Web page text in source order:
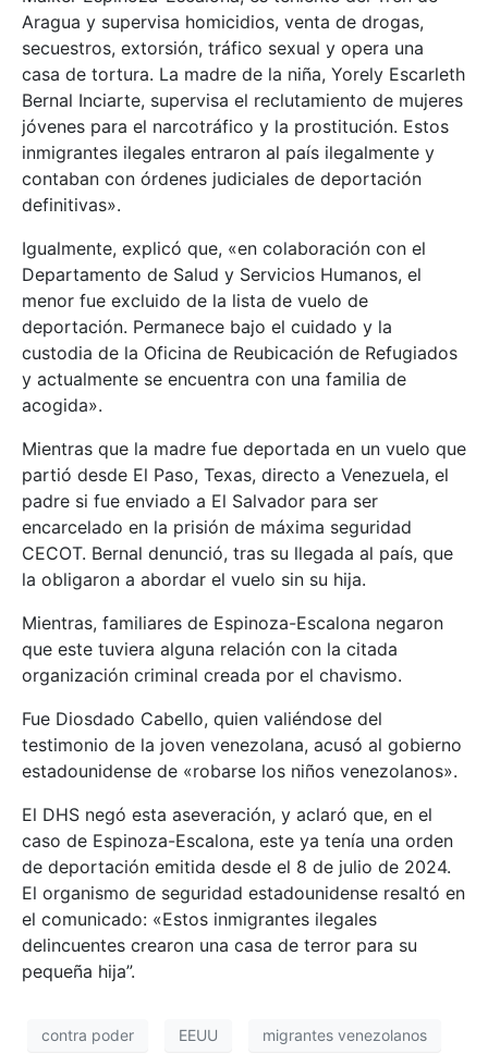
Aragua y supervisa homicidios, venta de drogas,
secuestros, extorsión, tráfico sexual y opera una
casa de tortura. La madre de la niña, Yorely Escarleth
Bernal Inciarte, supervisa el reclutamiento de mujeres
jóvenes para el narcotráfico y la prostitución. Estos
inmigrantes ilegales entraron al país ilegalmente y
contaban con órdenes judiciales de deportación
definitivas».
Igualmente, explicó que, «en colaboración con el
Departamento de Salud y Servicios Humanos, el
menor fue excluido de la lista de vuelo de
deportación. Permanece bajo el cuidado y la
custodia de la Oficina de Reubicación de Refugiados
y actualmente se encuentra con una familia de
acogida».
Mientras que la madre fue deportada en un vuelo que
partió desde El Paso, Texas, directo a Venezuela, el
padre si fue enviado a El Salvador para ser
encarcelado en la prisión de máxima seguridad
CECOT. Bernal denunció, tras su llegada al país, que
la obligaron a abordar el vuelo sin su hija.
Mientras, familiares de Espinoza-Escalona negaron
que este tuviera alguna relación con la citada
organización criminal creada por el chavismo.
Fue Diosdado Cabello, quien valiéndose del
testimonio de la joven venezolana, acusó al gobierno
estadounidense de «robarse los niños venezolanos».
El DHS negó esta aseveración, y aclaró que, en el
caso de Espinoza-Escalona, este ya tenía una orden
de deportación emitida desde el 8 de julio de 2024.
El organismo de seguridad estadounidense resaltó en
el comunicado: «Estos inmigrantes ilegales
delincuentes crearon una casa de terror para su
pequeña hija”.
contra poder EEUU migrantes venezolanos